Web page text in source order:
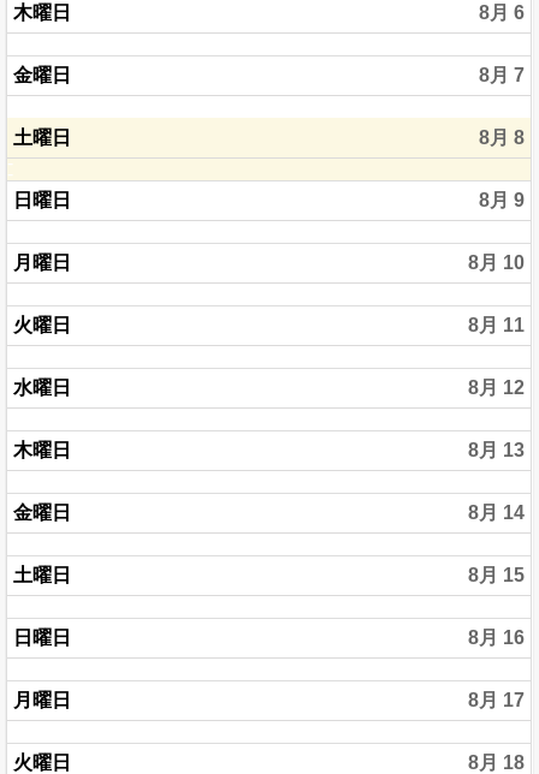
木曜日 8月 6
金曜日 8月 7
土曜日 8月 8
日曜日 8月 9
月曜日 8月 10
火曜日 8月 11
水曜日 8月 12
木曜日 8月 13
金曜日 8月 14
土曜日 8月 15
日曜日 8月 16
月曜日 8月 17
火曜日 8月 18